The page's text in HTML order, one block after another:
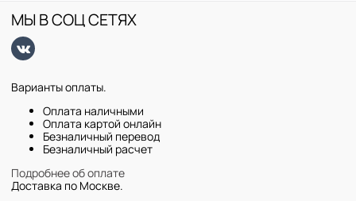
МЫ В СОЦ СЕТЯХ
Варианты оплаты.
Оплата наличными
Оплата картой онлайн
Безналичный перевод
Безналичный расчет
Подробнее об оплате
Доставка по Москве.